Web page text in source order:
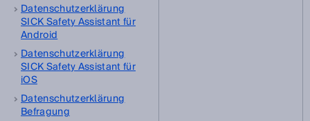
Datenschutzerklärung
SICK Safety Assistant für
Android
Datenschutzerklärung
SICK Safety Assistant für
iOS
Datenschutzerklärung
Befragung